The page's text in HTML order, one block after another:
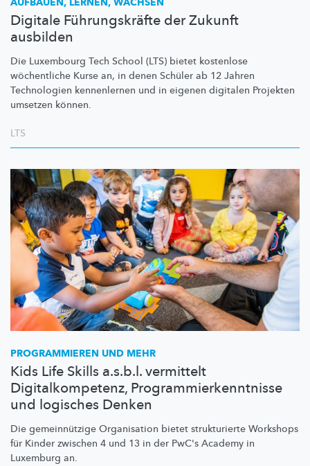
AUFBAUEN, LERNEN, WACHSEN
Digitale Führungskräfte der Zukunft
ausbilden
Die Luxembourg Tech School (LTS) bietet kostenlose
wöchentliche Kurse an, in denen Schüler ab 12 Jahren
Technologien kennenlernen und in eigenen digitalen Projekten
umsetzen können.
LTS
PROGRAMMIEREN UND MEHR
Kids Life Skills a.s.b.l. vermittelt
Digitalkompetenz, Programmierkenntnisse
und logisches Denken
Die gemeinnützige Organisation bietet strukturierte Workshops
für Kinder zwischen 4 und 13 in der PwC's Academy in
Luxemburg an.